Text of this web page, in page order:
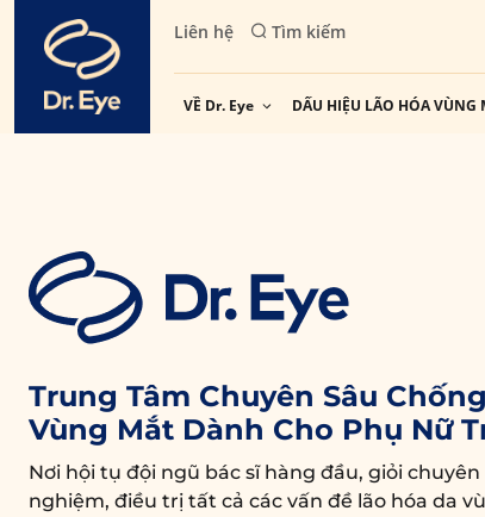
content
Liên hệ Tìm kiếm
VỀ Dr. Eye DẤU HIỆU LÃO HÓA VÙNG
Trung Tâm Chuyên Sâu
Vùng Mắt Dành Cho Phụ Nữ
Nơi hội tụ đội ngũ bác sĩ hàng đầu, giỏi
nghiệm, điều trị tất cả các vấn đề lão hóa da